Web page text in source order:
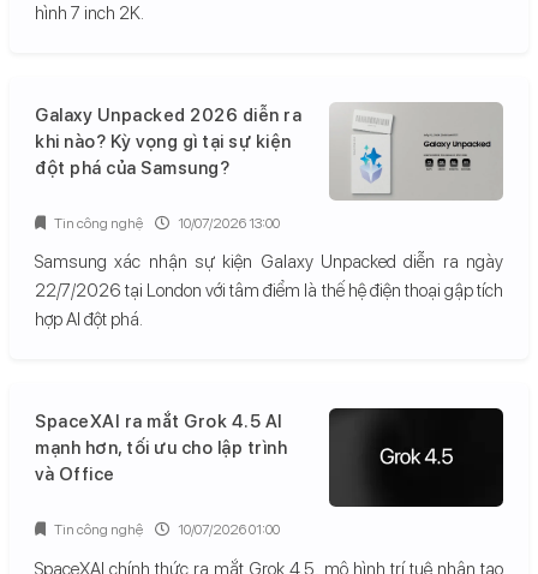
hình 7 inch 2K.
Galaxy Unpacked 2026 diễn ra
khi nào? Kỳ vọng gì tại sự kiện
đột phá của Samsung?
Samsung xác nhận sự kiện Galaxy Unpacked diễn ra ngày
22/7/2026 tại London với tâm điểm là thế hệ điện thoại gập tích
hợp AI đột phá.
Tin công nghệ 10/07/2026 13:00
SpaceXAI ra mắt Grok 4.5 AI
mạnh hơn, tối ưu cho lập trình
và Office
SpaceXAI chính thức ra mắt Grok 4.5, mô hình trí tuệ nhân tạo
Tin công nghệ 10/07/2026 01:00